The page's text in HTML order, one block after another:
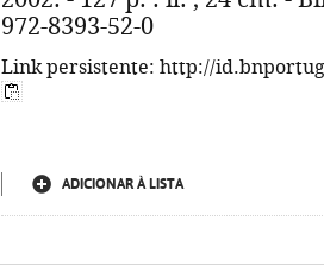
972-8393-52-0
Link persistente: http://
ADICIONAR À LISTA